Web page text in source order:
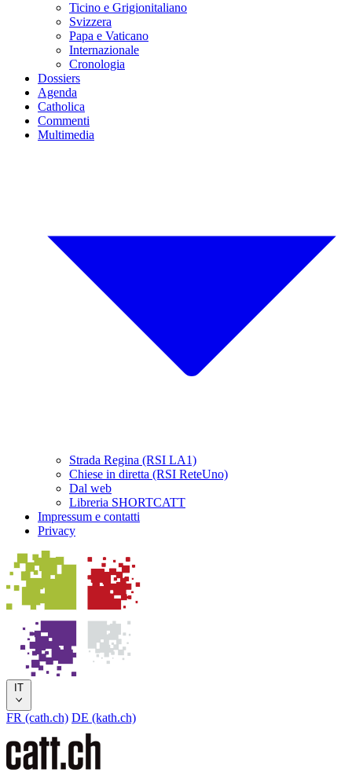
Ticino e Grigionitaliano
Svizzera
Papa e Vaticano
Internazionale
Cronologia
Dossiers
Agenda
Catholica
Commenti
Multimedia
Strada Regina (RSI LA1)
Chiese in diretta (RSI ReteUno)
Dal web
Libreria SHORTCATT
Impressum e contatti
Privacy
IT
FR (cath.ch) DE (kath.ch)